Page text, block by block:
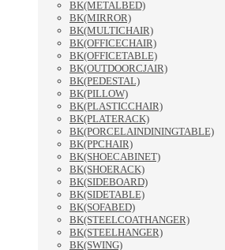
BK(METALBED)
BK(MIRROR)
BK(MULTICHAIR)
BK(OFFICECHAIR)
BK(OFFICETABLE)
BK(OUTDOORCJAIR)
BK(PEDESTAL)
BK(PILLOW)
BK(PLASTICCHAIR)
BK(PLATERACK)
BK(PORCELAINDININGTABLE)
BK(PPCHAIR)
BK(SHOECABINET)
BK(SHOERACK)
BK(SIDEBOARD)
BK(SIDETABLE)
BK(SOFABED)
BK(STEELCOATHANGER)
BK(STEELHANGER)
BK(SWING)